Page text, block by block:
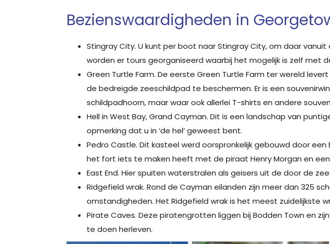
Bezienswaardigheden in
Stingray City. U kunt per boot naar Stingray City, om daar
worden er tours georganiseerd waarbij het mogelijk is zelf met
Green Turtle Farm. De eerste Green Turtle Farm ter wereld
de bedreigde zeeschildpad te beschermen. Er is een
schildpadhoorn, maar waar ook allerlei T-shirts en andere
Hell in West Bay, Grand Cayman. Dit is een landschap van
opmerking dat u in ‘de hel’ geweest bent.
Pedro Castle. Dit kasteel werd oorspronkelijk gebouwd door
het fort iets te maken heeft met de piraat Henry Morgan en
East End. Hier spuiten waterstralen als geisers uit de door de
Ridgefield wrak. Rond de Cayman eilanden zijn meer dan 325
omstandigheden. Het Ridgefield wrak is het meest zuidelijkste
Pirate Caves. Deze piratengrotten liggen bij Bodden Town en
te doen herleven.